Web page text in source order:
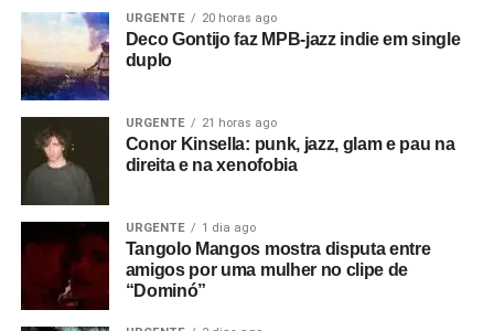
URGENTE 20 horas ago
Deco Gontijo faz MPB-jazz indie em single
duplo
URGENTE 21 horas ago
Conor Kinsella: punk, jazz, glam e pau na
direita e na xenofobia
URGENTE 1 dia ago
Tangolo Mangos mostra disputa entre
amigos por uma mulher no clipe de
“Dominó”